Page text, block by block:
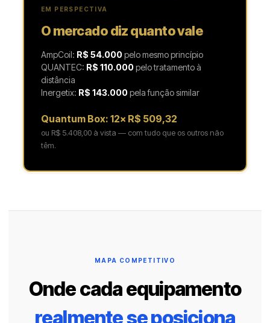
EM PERSPECTIVA
O mercado diz quanto vale
AmpCoil: R$ 54.000pelo mesmo princípio
QUANTEC: R$ 110.000pelo tratamento à
distância
Inergetix: R$ 143.000pela função similar
Quantum Box: 12× R$ 509,32
ou R$ 5.408,00 à vista — com tudo que os outros não
têm.
MAPA COMPETITIVO
Onde cada equipamento
realmente se posiciona